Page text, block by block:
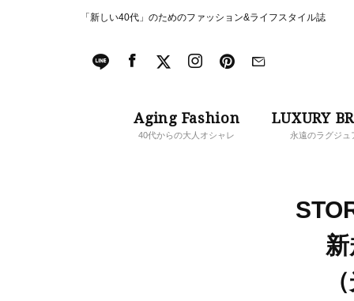
「新しい40代」のためのファッション&ライフスタイル誌
Aging Fashion
40代からの大人オシャレ
LUXURY
永遠のラグジュ